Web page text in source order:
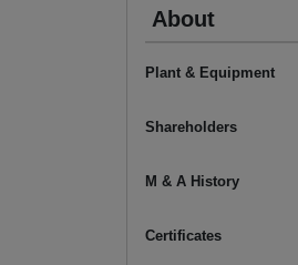
About
Plant & Equipment
Shareholders
M & A History
Certificates